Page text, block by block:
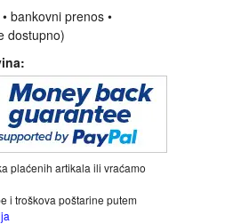
DECU
bankovni prenos •
dostupno)
plaćenih artikala ili vraćamo
i troškova poštarine putem